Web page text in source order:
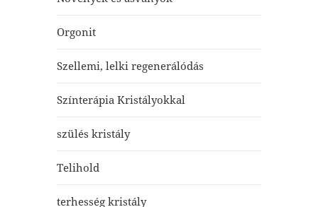
Orgonit
Szellemi, lelki regenerálódás
Színterápia Kristályokkal
szülés kristály
Telihold
terhesség kristály